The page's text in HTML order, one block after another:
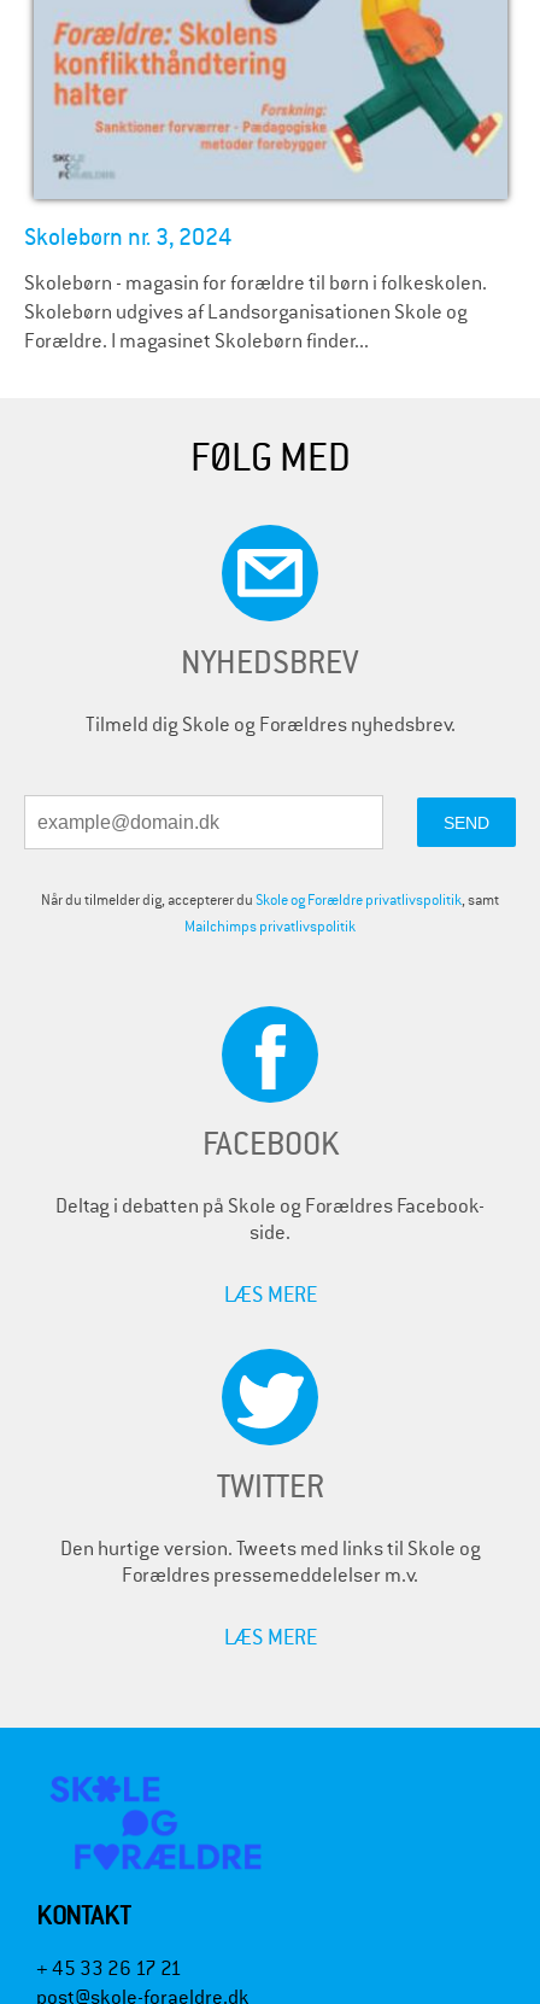
Skolebørn nr. 3, 2024
Skolebørn - magasin for forældre til børn i folkeskolen.
Skolebørn udgives af Landsorganisationen Skole og
Forældre. I magasinet Skolebørn finder...
FØLG MED
NYHEDSBREV
Tilmeld dig Skole og Forældres nyhedsbrev.
Når du tilmelder dig, accepterer duSkole og Forældre privatlivspolitik, samt
Mailchimps privatlivspolitik
FACEBOOK
Deltag i debatten på Skole og Forældres Facebook-
side.
LÆS MERE
TWITTER
Den hurtige version. Tweets med links til Skole og
Forældres pressemeddelelser m.v.
LÆS MERE
KONTAKT
+ 45 33 26 17 21
post@skole-foraeldre.dk